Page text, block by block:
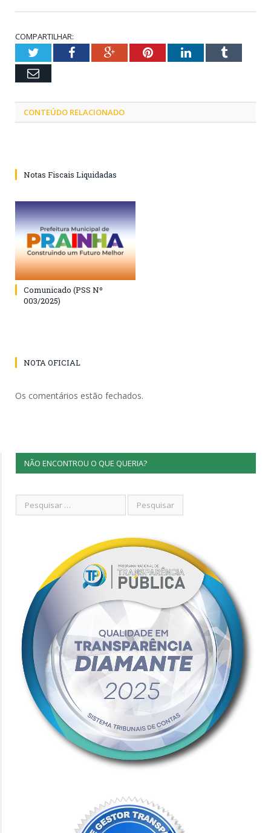
COMPARTILHAR:
TwitterFacebookGoogle+PinterestLinkedInTumblr
Email
CONTEÚDO RELACIONADO
Notas Fiscais Liquidadas
Comunicado (PSS Nº
003/2025)
NOTA OFICIAL
Os comentários estão fechados.
NÃO ENCONTROU O QUE QUERIA?